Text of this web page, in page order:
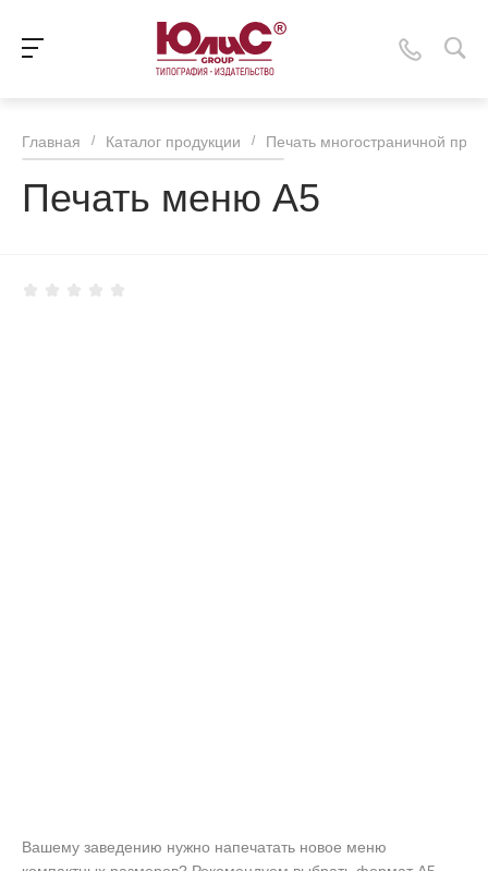
Главная / Каталог продукции / Печать многостраничной
Печать меню А5
Вашему заведению нужно напечатать новое меню